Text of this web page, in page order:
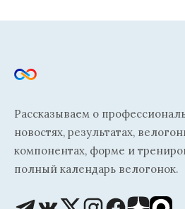
Рассказываем о
новостях, результатах,
компонентах, форме и
полный календарь велогонок.